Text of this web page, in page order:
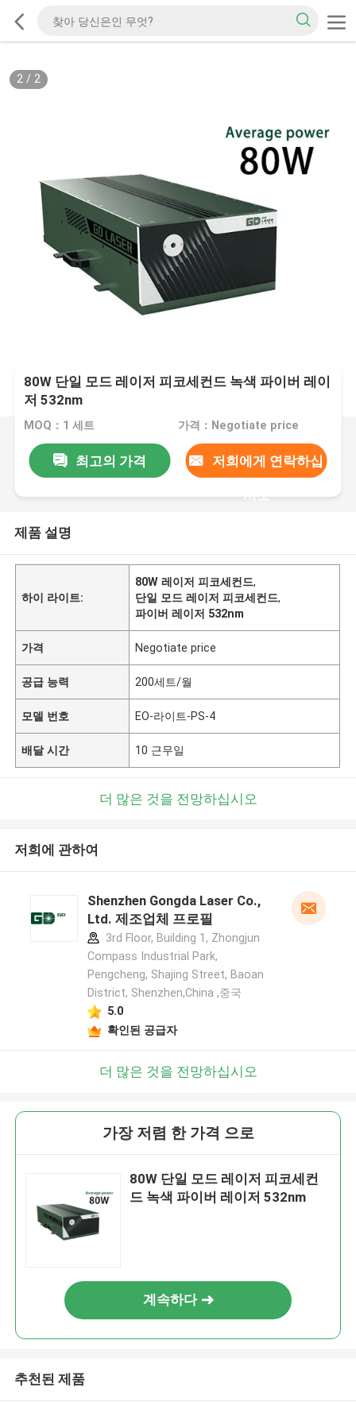
2/ 2
80W 단일 모드 레이저 피코세컨드 녹색 파이버 레이
저 532nm
MOQ：1 세트 가격：Negotiate price
최고의 가격 저희에게 연락하십
시오
제품 설명
하이 라이트:
80W 레이저 피코세컨드,
단일 모드 레이저 피코세컨드,
파이버 레이저 532nm
가격 Negotiate price
공급 능력 200세트/월
모델 번호 EO-라이트-PS-4
배달 시간 10 근무일
더 많은 것을 전망하십시오
저희에 관하여
Shenzhen Gongda Laser Co.,
Ltd. 제조업체 프로필
3rd Floor, Building 1, Zhongjun
Compass Industrial Park,
Pengcheng, Shajing Street, Baoan
District, Shenzhen,China ,중국
5.0
확인된 공급자
더 많은 것을 전망하십시오
가장 저렴 한 가격 으로
80W 단일 모드 레이저 피코세컨
드 녹색 파이버 레이저 532nm
계속하다
추천된 제품